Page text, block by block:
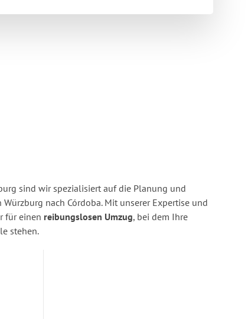
sind wir spezialisiert auf die Planung und
nach Córdoba. Mit unserer Expertise und
für einen reibungslosen Umzug, bei dem Ihre
stehen.